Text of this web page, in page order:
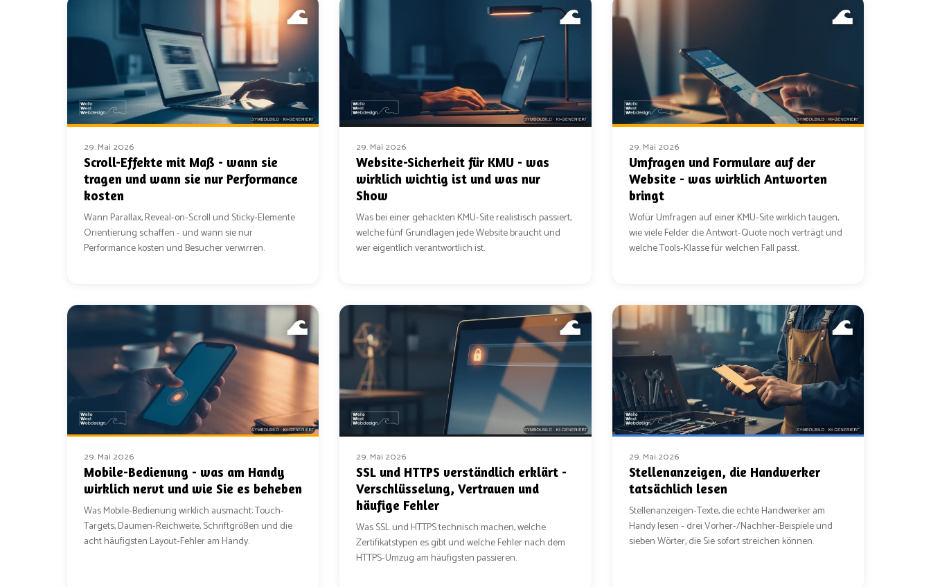
29. Mai 2026
Scroll-Effekte mit Maß - wann sie
tragen und wann sie nur Performance
kosten
Wann Parallax, Reveal-on-Scroll und Sticky-Elemente
Orientierung schaffen - und wann sie nur
Performance kosten und Besucher verwirren.
29. Mai 2026
Website-Sicherheit für KMU - was
wirklich wichtig ist und was nur
Show
Was bei einer gehackten KMU-Site realistisch passiert,
welche fünf Grundlagen jede Website braucht und
wer eigentlich verantwortlich ist.
29. Mai 2026
Umfragen und Formulare auf der
Website - was wirklich Antworten
bringt
Wofür Umfragen auf einer KMU-Site wirklich taugen,
wie viele Felder die Antwort-Quote noch verträgt und
welche Tools-Klasse für welchen Fall passt.
29. Mai 2026
Mobile-Bedienung - was am Handy
wirklich nervt und wie Sie es beheben
Was Mobile-Bedienung wirklich ausmacht: Touch-
Targets, Daumen-Reichweite, Schriftgrößen und die
acht häufigsten Layout-Fehler am Handy.
29. Mai 2026
SSL und HTTPS verständlich erklärt -
Verschlüsselung, Vertrauen und
häufige Fehler
Was SSL und HTTPS technisch machen, welche
Zertifikatstypen es gibt und welche Fehler nach dem
HTTPS-Umzug am häufigsten passieren.
29. Mai 2026
Stellenanzeigen, die Handwerker
tatsächlich lesen
Stellenanzeigen-Texte, die echte Handwerker am
Handy lesen - drei Vorher-/Nachher-Beispiele und
sieben Wörter, die Sie sofort streichen können.